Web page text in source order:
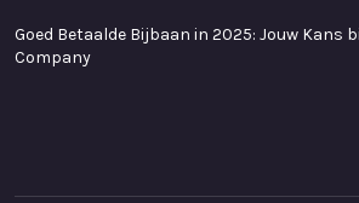
Goed Betaalde Bijbaan in 2025: Jouw Kans
Company